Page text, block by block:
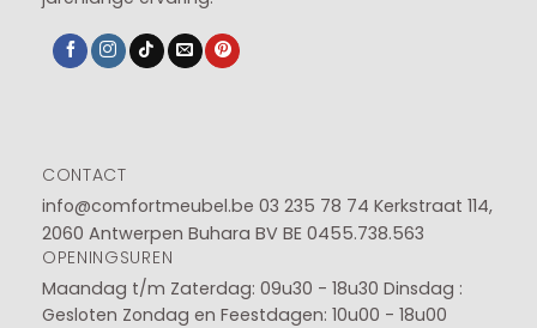
CONTACT
info@comfortmeubel.be 03 235 78 74 Kerkstraat 114,
2060 Antwerpen Buhara BV BE 0455.738.563
OPENINGSUREN
Maandag t/m Zaterdag: 09u30 - 18u30 Dinsdag :
Gesloten Zondag en Feestdagen: 10u00 - 18u00